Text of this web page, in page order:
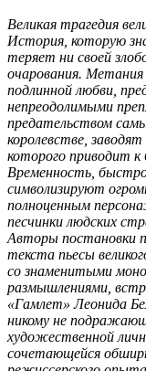
Великая трагедия
История, которую
теряет ни своей
очарования.
подлинной любви,
непреодолимыми
предательством
королевстве,
которого приводит
Временность,
символизируют
полноценным
песчинки людских
Авторы постановки
текста пьесы
со знаменитыми
размышлениями,
«Гамлет» Леонида
никому не
художественной
сочетающейся